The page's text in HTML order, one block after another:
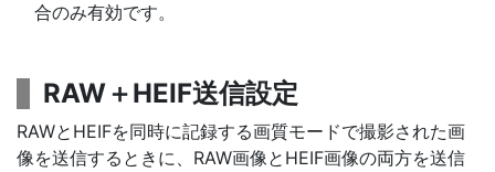
合のみ有効です。
RAW＋HEIF送信設定
RAWとHEIFを同時に記録する画質モードで撮影された画
像を送信するときに、RAW画像とHEIF画像の両方を送信